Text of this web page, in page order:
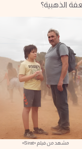
الذهبية؟
مشهد من فيلم «Sirat»